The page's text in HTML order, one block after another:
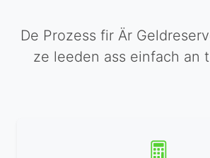
De Prozess fir Är
ze leeden ass einfach an